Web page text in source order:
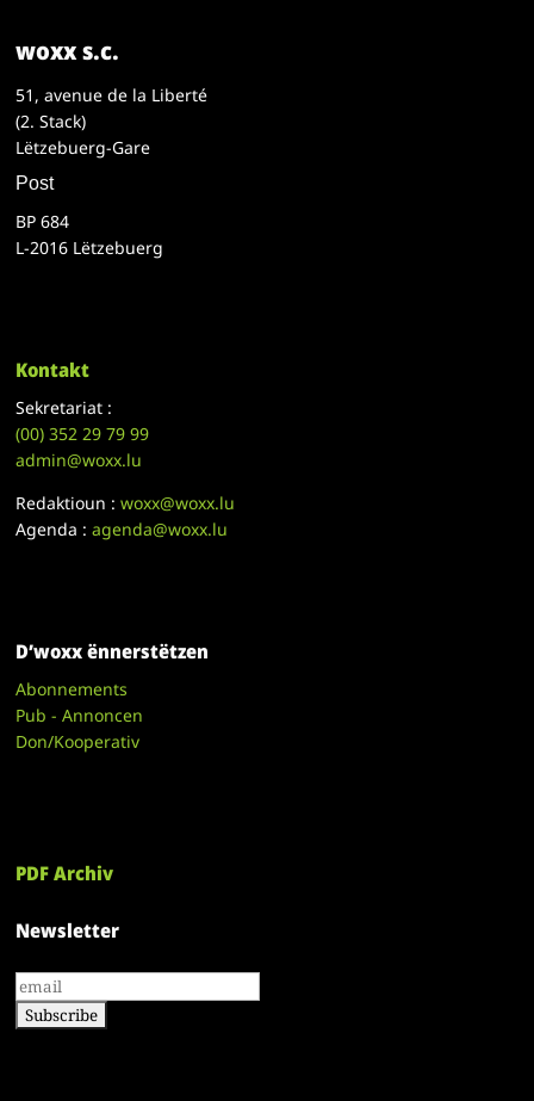
woxx s.c.
51, avenue de la Liberté
(2. Stack)
Lëtzebuerg-Gare
Post
BP 684
L-2016 Lëtzebuerg
Kontakt
Sekretariat :
(00)352 29 79 99
admin@woxx.lu
Redaktioun :woxx@woxx.lu
Agenda :agenda@woxx.lu
D’woxx ënnerstëtzen
Abonnements
Pub - Annoncen
Don/Kooperativ
PDF Archiv
Newsletter